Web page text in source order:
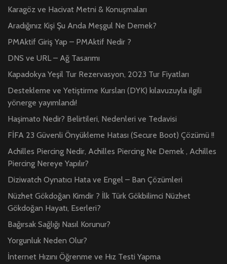
Karagöz ve Hacivat Metni & Konuşmaları
Aradığınız Kişi Şu Anda Meşgul Ne Demek?
PMAktif Giriş Yap – PMAktif Nedir ?
DNS ve URL – Ağ Tasarımı
Kapadokya Yeşil Tur Rezervasyon, 2023 Tur Fiyatları
Destekleme ve Yetiştirme Kursları (DYK) kılavuzuyla ilgili
yönerge yayımlandı!
Haşimato Nedir? Belirtileri, Nedenleri ve Tedavisi
FİFA 23 Güvenli Önyükleme Hatası (Secure Boot) Çözümü !!
Achilles Piercing Nedir, Achilles Piercing Ne Demek , Achilles
Piercing Nereye Yapılır?
Diziwatch Oynatıcı Hata ve Engel – Ban Çözümleri
Nüzhet Gökdoğan Kimdir ? İlk Türk Gökbilimci Nüzhet
Gökdoğan Hayatı, Eserleri?
Bağırsak Sağlığı Nasıl Korunur?
Yorgunluk Neden Olur?
İnternet Hızını Öğrenme ve Hız Testi Yapma